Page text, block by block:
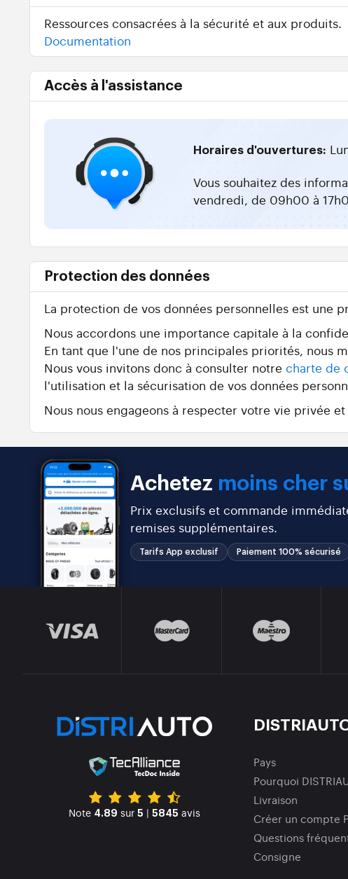
Ressources consacrées à la sécurité et aux produits.
Documentation
Accès à l'assistance
Horaires d'ouvertures:
Vous souhaitez des
vendredi, de 09h00 à
Protection des données
La protection de vos données personnelles est une
Nous accordons une importance capitale à la
En tant que l'une de nos principales priorités, nous
Nous vous invitons donc à consulter notre charte de
l'utilisation et la sécurisation de vos données
Nous nous engageons à respecter votre vie privée
Achetez moins cher
Prix exclusifs et commande
remises supplémentaires.
Tarifs App exclusif Paiement 100% sécurisé
Note 4.89 sur 5 | 5845 avis
Pays
Pourquoi
Livraison
Créer un compte
Questions
Consigne